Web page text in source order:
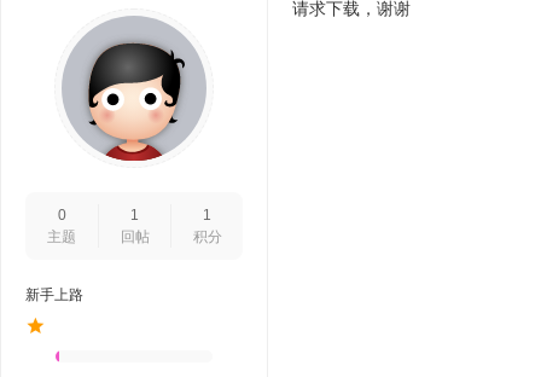
0
主题
1
回帖
1
积分
新手上路
请求下载，谢谢